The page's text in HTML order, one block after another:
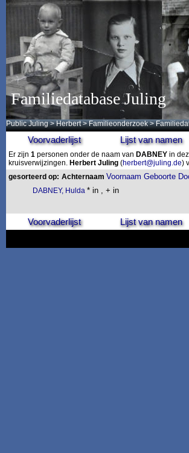
Familiedatabase Juling
Public Juling >Herbert >Familieonderzoek >
Voorvaderlijst Lijst van namen
Er zijn 1 personen onder de naam van DABNEY in
kruisverwijzingen. Herbert Juling (herbert@juling.de)
gesorteerd op: Achternaam Voornaam Geboorte
DABNEY, Hulda * in , + in
Voorvaderlijst Lijst van namen